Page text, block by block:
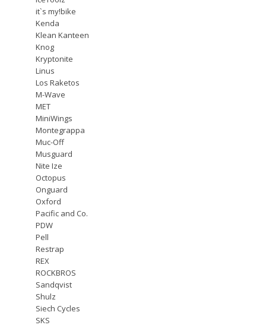
it`s my!bike
Kenda
Klean Kanteen
Knog
Kryptonite
Linus
Los Raketos
M-Wave
MET
MiniWings
Montegrappa
Muc-Off
Musguard
Nite Ize
Octopus
Onguard
Oxford
Pacific and Co.
PDW
Pell
Restrap
REX
ROCKBROS
Sandqvist
Shulz
Siech Cycles
SKS